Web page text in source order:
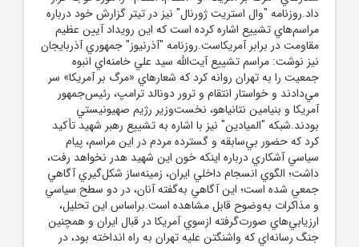
داد.روزنامه "وال استريت ژورنال" نيز در تيتر گزارش خود درباره
مراسم‌هاي تشييع اشاره کرده است که اين رويداد آيين عظيم
مقاومت در برابر آمريکاست.روزنامه "آذرنيوز" جمهوري آذربايجان
نيز نوشت: مراسم تشييع آيت‌الله سيد علي خامنه‌اي انبوه
جمعيت را به تهران روانه کرد که شعارهاي «مرگ بر آمريکا» سر
مي‌دادند و خواستار انتقام و ترور دونالد ترامپ، رئيس‌جمهور
آمريکا و بنيامين نتانياهو، نخست‌وزير رژيم صهيونيستي
بودند.شبکه "الميادين" نيز با اشاره به تشييع رهبر شهيد تأکيد
کرد که حضور بي‌سابقه و گسترده مردم در اين مراسم، پيام
سياسي آشکاري درباره اينکه خون اين شهيد هدر نخواهد رفت،
داشت؛ الگوي انسجام داخلي ايران، زمينه‌ساز شکل‌گيري آگاهي
جمعي شده است؛ اين آگاهي به‌گفته آنان، در دو سطح سياسي
و مذاکرات به‌وضوح قابل مشاهده است.براساس اين تحليل،
ارزيابي‌هاي صورت‌گرفته ازسوي آمريکا در قبال ايران و همچنين
جنگ رسانه‌اي که واشنگتن عليه تهران به راه انداخته بود، در